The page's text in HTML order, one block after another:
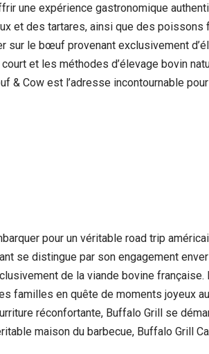
une expérience gastronomique
et des tartares, ainsi que des
sur le bœuf provenant exclusivement
et les méthodes d’élevage bovin
& Cow est l’adresse incontournable
pour un véritable road trip
se distingue par son engagement
de la viande bovine
familles en quête de moments joyeux
réconfortante, Buffalo Grill se
maison du barbecue, Buffalo Grill